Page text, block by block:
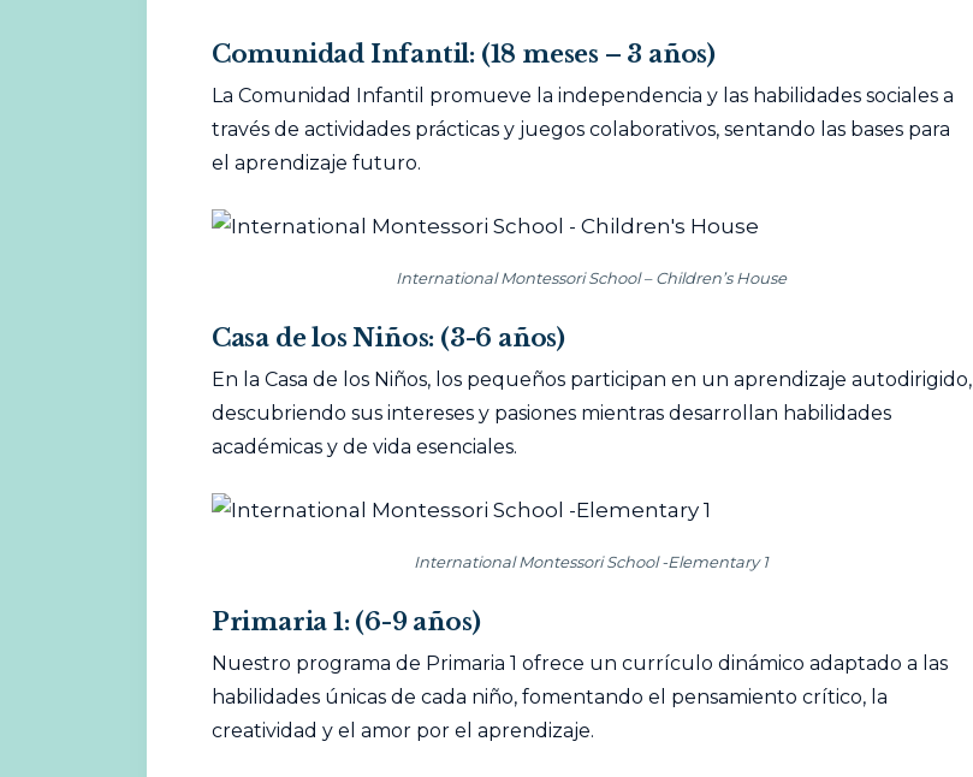
Comunidad Infantil: (18 meses – 3 años)
La Comunidad Infantil promueve la independencia y las habilidades sociales a
través de actividades prácticas y juegos colaborativos, sentando las bases para
el aprendizaje futuro.
International Montessori School – Children’s House
Casa de los Niños: (3-6 años)
En la Casa de los Niños, los pequeños participan en un aprendizaje autodirigido,
descubriendo sus intereses y pasiones mientras desarrollan habilidades
académicas y de vida esenciales.
International Montessori School -Elementary 1
Primaria 1: (6-9 años)
Nuestro programa de Primaria 1 ofrece un currículo dinámico adaptado a las
habilidades únicas de cada niño, fomentando el pensamiento crítico, la
creatividad y el amor por el aprendizaje.